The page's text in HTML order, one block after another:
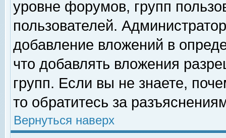
уровне форумов, групп
пользователей.
добавление вложений в
что добавлять вложения
групп. Если вы не знаете,
то обратитесь за
Вернуться наверх